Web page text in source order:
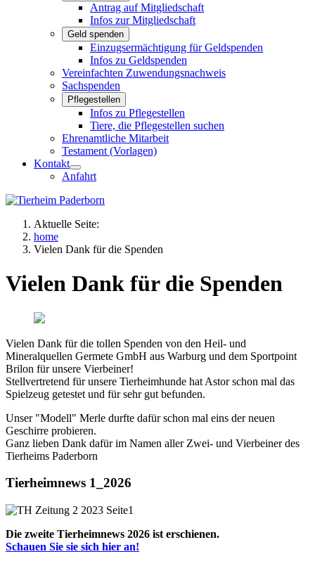
Antrag auf Mitgliedschaft
Infos zur Mitgliedschaft
Geld spenden
Einzugsermächtigung für Geldspenden
Infos zu Geldspenden
Vereinfachten Zuwendungsnachweis
Sachspenden
Pflegestellen
Infos zu Pflegestellen
Tiere, die Pflegestellen suchen
Ehrenamtliche Mitarbeit
Testament (Vorlagen)
Kontakt
Anfahrt
Aktuelle Seite:
home
Vielen Dank für die Spenden
Vielen Dank für die Spenden
Vielen Dank für die tollen Spenden von den Heil- und
Mineralquellen Germete GmbH aus Warburg und dem Sportpoint
Brilon für unsere Vierbeiner!
Stellvertretend für unsere Tierheimhunde hat Astor schon mal das
Spielzeug getestet und für sehr gut befunden.
Unser "Modell" Merle durfte dafür schon mal eins der neuen
Geschirre probieren.
Ganz lieben Dank dafür im Namen aller Zwei- und Vierbeiner des
Tierheims Paderborn
Tierheimnews 1_2026
Die zweite Tierheimnews 2026 ist erschienen.
Schauen Sie sie sich hier an!